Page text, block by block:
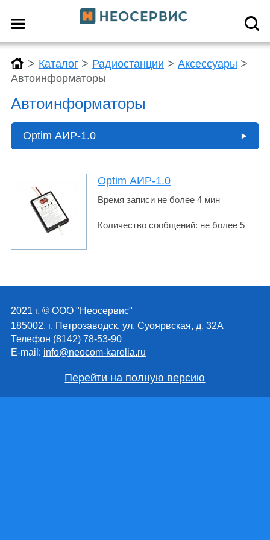
> Каталог > Радиостанции > Аксессуары >
Автоинформаторы
Автоинформаторы
Optim АИР-1.0
Optim АИР-1.0
Время записи не более 4 мин
Количество сообщений: не более 5
2021 г. © ООО "Неосервис"
185002, г. Петрозаводск, ул. Суоярвская, д. 32А
Телефон (8142) 78-53-90
E-mail: info@neocom-karelia.ru
Перейти на полную версию